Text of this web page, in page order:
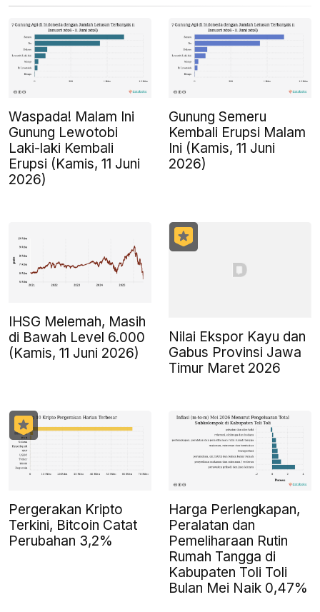
Waspada! Malam Ini
Gunung Lewotobi
Laki-laki Kembali
Erupsi (Kamis, 11 Juni
2026)
Gunung Semeru
Kembali Erupsi Malam
Ini (Kamis, 11 Juni
2026)
IHSG Melemah, Masih
di Bawah Level 6.000
(Kamis, 11 Juni 2026)
Nilai Ekspor Kayu dan
Gabus Provinsi Jawa
Timur Maret 2026
Pergerakan Kripto
Terkini, Bitcoin Catat
Perubahan 3,2%
Harga Perlengkapan,
Peralatan dan
Pemeliharaan Rutin
Rumah Tangga di
Kabupaten Toli Toli
Bulan Mei Naik 0,47%